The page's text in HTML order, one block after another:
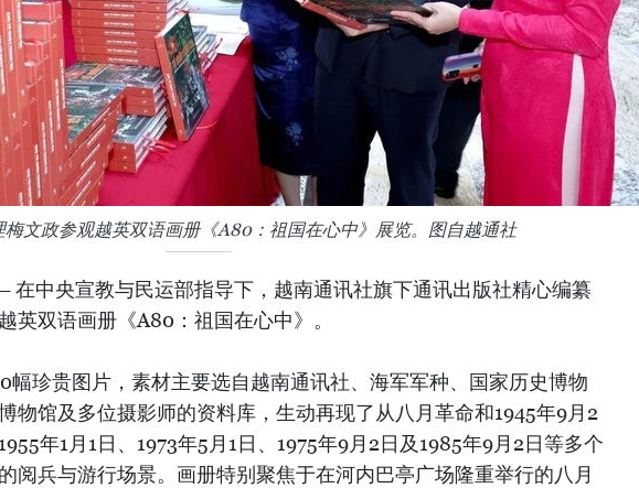
梅文政参观越英双语画册《A80：祖国在心中》展览。图自越通社
在中央宣教与民运部指导下，越南通讯社旗下通讯出版社精心编纂
英双语画册《A80：祖国在心中》。
幅珍贵图片，素材主要选自越南通讯社、海军军种、国家历史博物
物馆及多位摄影师的资料库，生动再现了从八月革命和1945年9月2
年1月1日、1973年5月1日、1975年9月2日及1985年9月2日等多个
阅兵与游行场景。画册特别聚焦于在河内巴亭广场隆重举行的八月